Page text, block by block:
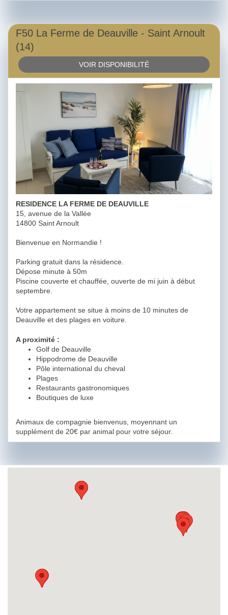
F50 La Ferme de Deauville - Saint Arnoult
(14)
VOIR DISPONIBILITÉ
RESIDENCE LA FERME DE DEAUVILLE
15, avenue de la Vallée
14800 Saint Arnoult
Bienvenue en Normandie !
Parking gratuit dans la résidence.
Dépose minute à 50m
Piscine couverte et chauffée, ouverte de mi juin à début
septembre.
Votre appartement se situe à moins de 10 minutes de
Deauville et des plages en voiture.
A proximité :
Golf de Deauville
Hippodrome de Deauville
Pôle international du cheval
Plages
Restaurants gastronomiques
Boutiques de luxe
Animaux de compagnie bienvenus, moyennant un
supplément de 20€ par animal pour votre séjour.